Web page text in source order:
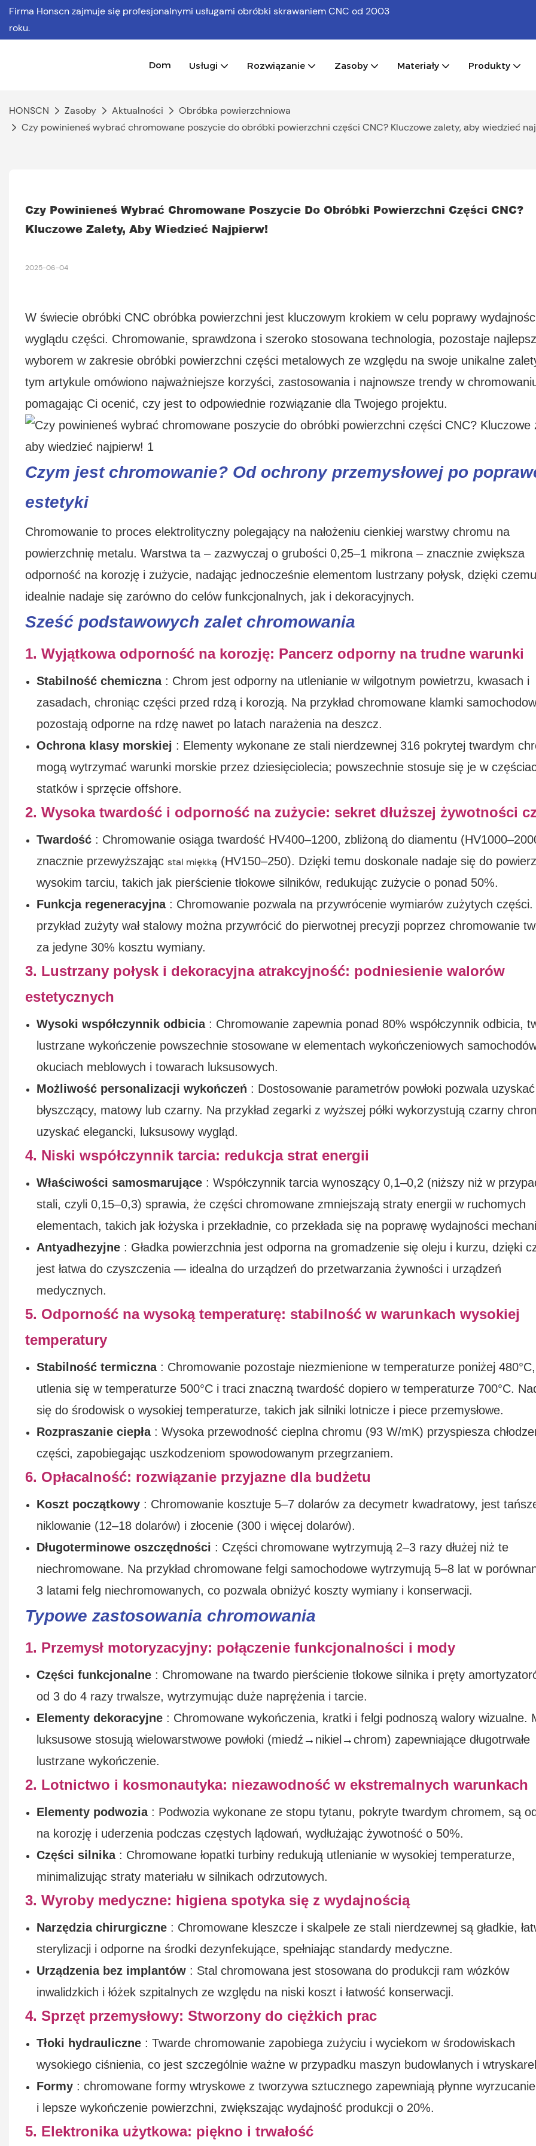
Firma Honscn zajmuje się profesjonalnymi usługami obróbki skrawaniem CNC od 2003
roku.
Dom Usługi Rozwiązanie Zasoby Materiały Produkty
HONSCN Zasoby Aktualności
Obróbka powierzchniowa
Czy powinieneś wybrać chromowane poszycie do obróbki powierzchni części CNC? Kluczowe zalety, aby wiedzieć
Czy Powinieneś Wybrać Chromowane Poszycie Do Obróbki Powierzchni Części CNC?
Kluczowe Zalety, Aby Wiedzieć Najpierw!
2025-06-04
W świecie obróbki CNC obróbka powierzchni jest kluczowym krokiem w celu poprawy
wyglądu części. Chromowanie, sprawdzona i szeroko stosowana technologia, pozostaje
wyborem w zakresie obróbki powierzchni części metalowych ze względu na swoje unikalne
tym artykule omówiono najważniejsze korzyści, zastosowania i najnowsze trendy w
pomagając Ci ocenić, czy jest to odpowiednie rozwiązanie dla Twojego projektu.
Czym jest chromowanie? Od ochrony przemysłowej po
estetyki
Chromowanie to proces elektrolityczny polegający na nałożeniu cienkiej warstwy chromu na
powierzchnię metalu. Warstwa ta – zazwyczaj o grubości 0,25–1 mikrona – znacznie zwiększa
odporność na korozję i zużycie, nadając jednocześnie elementom lustrzany połysk, dzięki czemu
idealnie nadaje się zarówno do celów funkcjonalnych, jak i dekoracyjnych.
Sześć podstawowych zalet chromowania
1. Wyjątkowa odporność na korozję: Pancerz odporny na trudne warunki
Stabilność chemiczna: Chrom jest odporny na utlenianie w wilgotnym powietrzu, kwasach i
zasadach, chroniąc części przed rdzą i korozją. Na przykład chromowane klamki
pozostają odporne na rdzę nawet po latach narażenia na deszcz.
Ochrona klasy morskiej : Elementy wykonane ze stali nierdzewnej 316 pokrytej twardym
mogą wytrzymać warunki morskie przez dziesięciolecia; powszechnie stosuje się je w
statków i sprzęcie offshore.
2. Wysoka twardość i odporność na zużycie: sekret dłuższej żywotności
Twardość : Chromowanie osiąga twardość HV400–1200, zbliżoną do diamentu
znacznie przewyższającstal miękką (HV150–250). Dzięki temu doskonale nadaje się do
wysokim tarciu, takich jak pierścienie tłokowe silników, redukując zużycie o ponad 50%.
Funkcja regeneracyjna: Chromowanie pozwala na przywrócenie wymiarów zużytych części.
przykład zużyty wał stalowy można przywrócić do pierwotnej precyzji poprzez chromowanie
za jedyne 30% kosztu wymiany.
3. Lustrzany połysk i dekoracyjna atrakcyjność: podniesienie walorów
estetycznych
Wysoki współczynnik odbicia: Chromowanie zapewnia ponad 80% współczynnik odbicia,
lustrzane wykończenie powszechnie stosowane w elementach wykończeniowych
okuciach meblowych i towarach luksusowych.
Możliwość personalizacji wykończeń : Dostosowanie parametrów powłoki pozwala
błyszczący, matowy lub czarny. Na przykład zegarki z wyższej półki wykorzystują czarny
uzyskać elegancki, luksusowy wygląd.
4. Niski współczynnik tarcia: redukcja strat energii
Właściwości samosmarujące : Współczynnik tarcia wynoszący 0,1–0,2 (niższy niż w
stali, czyli 0,15–0,3) sprawia, że ​​części chromowane zmniejszają straty energii w ruchomych
elementach, takich jak łożyska i przekładnie, co przekłada się na poprawę wydajności
Antyadhezyjne : Gładka powierzchnia jest odporna na gromadzenie się oleju i kurzu, dzięki
jest łatwa do czyszczenia — idealna do urządzeń do przetwarzania żywności i urządzeń
medycznych.
5. Odporność na wysoką temperaturę: stabilność w warunkach wysokiej
temperatury
Stabilność termiczna: Chromowanie pozostaje niezmienione w temperaturze poniżej 480°C,
utlenia się w temperaturze 500°C i traci znaczną twardość dopiero w temperaturze 700°C.
się do środowisk o wysokiej temperaturze, takich jak silniki lotnicze i piece przemysłowe.
Rozpraszanie ciepła: Wysoka przewodność cieplna chromu (93 W/mK) przyspiesza
części, zapobiegając uszkodzeniom spowodowanym przegrzaniem.
6. Opłacalność: rozwiązanie przyjazne dla budżetu
Koszt początkowy : Chromowanie kosztuje 5–7 dolarów za decymetr kwadratowy, jest
niklowanie (12–18 dolarów) i złocenie (300 i więcej dolarów).
Długoterminowe oszczędności : Części chromowane wytrzymują 2–3 razy dłużej niż te
niechromowane. Na przykład chromowane felgi samochodowe wytrzymują 5–8 lat w
3 latami felg niechromowanych, co pozwala obniżyć koszty wymiany i konserwacji.
Typowe zastosowania chromowania
1. Przemysł motoryzacyjny: połączenie funkcjonalności i mody
Części funkcjonalne : Chromowane na twardo pierścienie tłokowe silnika i pręty
od 3 do 4 razy trwalsze, wytrzymując duże naprężenia i tarcie.
Elementy dekoracyjne : Chromowane wykończenia, kratki i felgi podnoszą walory wizualne.
luksusowe stosują wielowarstwowe powłoki (miedź→nikiel→chrom) zapewniające długotrwałe
lustrzane wykończenie.
2. Lotnictwo i kosmonautyka: niezawodność w ekstremalnych warunkach
Elementy podwozia: Podwozia wykonane ze stopu tytanu, pokryte twardym chromem, są
na korozję i uderzenia podczas częstych lądowań, wydłużając żywotność o 50%.
Części silnika: Chromowane łopatki turbiny redukują utlenianie w wysokiej temperaturze,
minimalizując straty materiału w silnikach odrzutowych.
3. Wyroby medyczne: higiena spotyka się z wydajnością
Narzędzia chirurgiczne : Chromowane kleszcze i skalpele ze stali nierdzewnej są gładkie,
sterylizacji i odporne na środki dezynfekujące, spełniając standardy medyczne.
Urządzenia bez implantów : Stal chromowana jest stosowana do produkcji ram wózków
inwalidzkich i łóżek szpitalnych ze względu na niski koszt i łatwość konserwacji.
4. Sprzęt przemysłowy: Stworzony do ciężkich prac
Tłoki hydrauliczne : Twarde chromowanie zapobiega zużyciu i wyciekom w środowiskach
wysokiego ciśnienia, co jest szczególnie ważne w przypadku maszyn budowlanych i
Formy : chromowane formy wtryskowe z tworzywa sztucznego zapewniają płynne
i lepsze wykończenie powierzchni, zwiększając wydajność produkcji o 20%.
5. Elektronika użytkowa: piękno i trwałość